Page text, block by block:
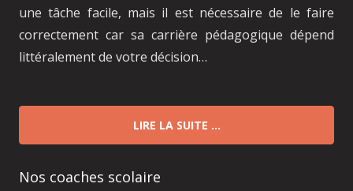
une tâche facile, mais il est nécessaire de le faire
correctement car sa carrière pédagogique dépend
littéralement de votre décision…
LIRE LA SUITE …
Nos coaches scolaire